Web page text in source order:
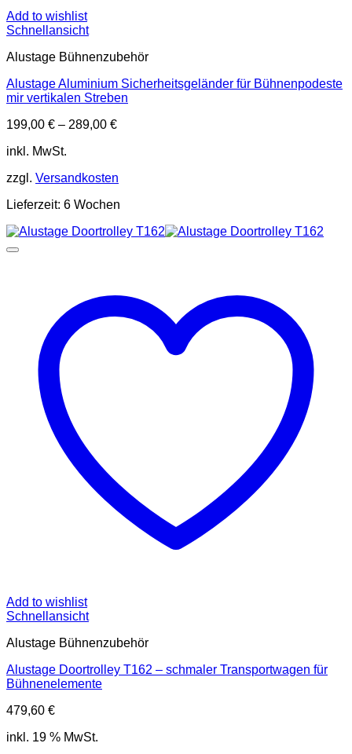
Add to wishlist
Schnellansicht
Alustage Bühnenzubehör
Alustage Aluminium Sicherheitsgeländer für Bühnenpodeste
mir vertikalen Streben
199,00 € – 289,00 €
inkl. MwSt.
zzgl. Versandkosten
Lieferzeit: 6 Wochen
Add to wishlist
Schnellansicht
Alustage Bühnenzubehör
Alustage Doortrolley T162 – schmaler Transportwagen für
Bühnenelemente
479,60 €
inkl. 19 % MwSt.